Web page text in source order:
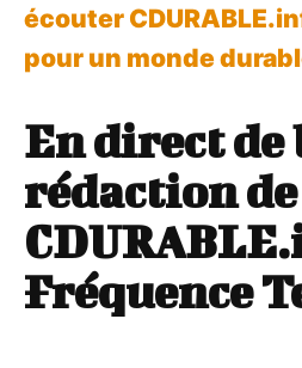
écouter
pour un monde
En direct de
rédaction de
Fréquence